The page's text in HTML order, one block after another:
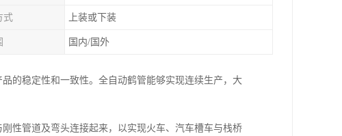
式 上装或下装
国内/国外
的稳定性和一致性。全自动鹤管能够实现连续生产，大
性管道及弯头连接起来，以实现火车、汽车槽车与栈桥